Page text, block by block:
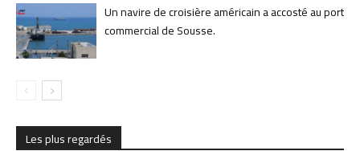
Un navire de croisière américain a accosté au port
commercial de Sousse.
Les plus regardés